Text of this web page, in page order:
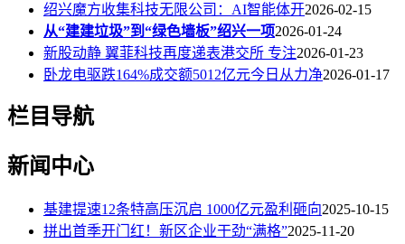
绍兴魔方收集科技无限公司：AI智能体开2026-02-15
从“建建垃圾”到“绿色墙板”绍兴一项2026-01-24
新股动静 翼菲科技再度递表港交所 专注2026-01-23
卧龙电驱跌164%成交额5012亿元今日从力净2026-01-17
栏目导航
新闻中心
基建提速12条特高压沉启 1000亿元盈利砸向2025-10-15
拼出首季开门红！新区企业干劲“满格”2025-11-20